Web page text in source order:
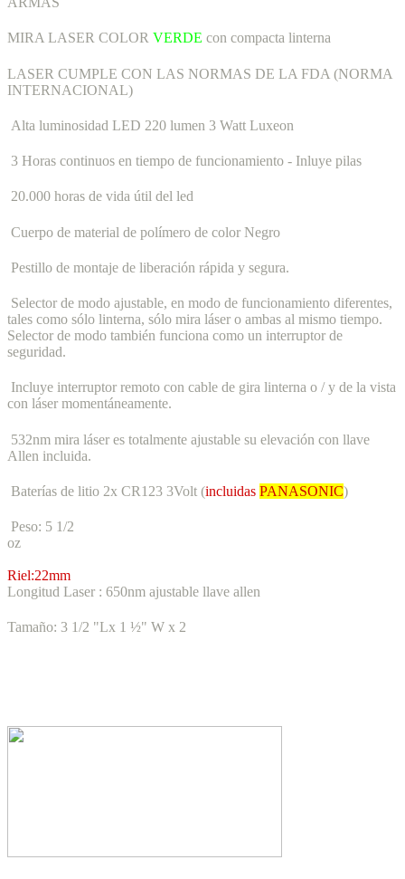
MIRA LASER COLOR VERDE con compacta linterna
LASER CUMPLE CON LAS NORMAS DE LA FDA (NORMA
INTERNACIONAL)
Alta luminosidad LED 220 lumen 3 Watt Luxeon
3 Horas continuos en tiempo de funcionamiento - Inluye pilas
20.000 horas de vida útil del led
Cuerpo de material de polímero de color Negro
Pestillo de montaje de liberación rápida y segura.
Selector de modo ajustable, en modo de funcionamiento diferentes,
tales como sólo linterna, sólo mira láser o ambas al mismo tiempo.
Selector de modo también funciona como un interruptor de
seguridad.
Incluye interruptor remoto con cable de gira linterna o / y de la vista
con láser momentáneamente.
532nm mira láser es totalmente ajustable su elevación con llave
Allen incluida.
Baterías de litio 2x CR123 3Volt (incluidas PANASONIC)
Peso: 5 1/2
Riel:22mm
Longitud Laser : 650nm ajustable llave allen
Tamaño: 3 1/2 "Lx 1 ½" W x 2